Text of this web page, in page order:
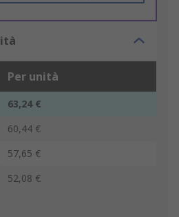
Per unità
63,24 €
60,44 €
57,65 €
52,08 €